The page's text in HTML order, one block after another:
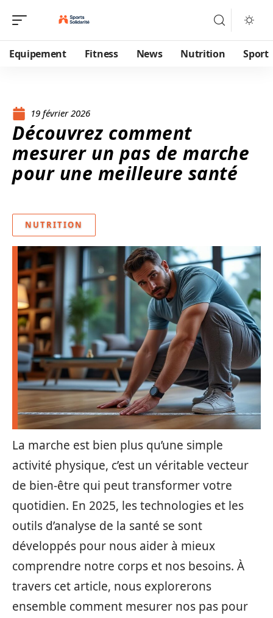
Equipement Fitness News Nutrition Sport
19 février 2026
Découvrez comment
mesurer un pas de marche
pour une meilleure santé
NUTRITION
La marche est bien plus qu’une simple
activité physique, c’est un véritable vecteur
de bien-être qui peut transformer votre
quotidien. En 2025, les technologies et les
outils d’analyse de la santé se sont
développés pour nous aider à mieux
comprendre notre corps et nos besoins. À
travers cet article, nous explorerons
ensemble comment mesurer nos pas pour